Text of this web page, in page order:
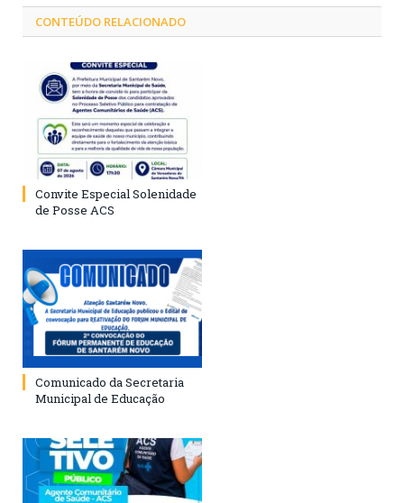
CONTEÚDO RELACIONADO
Convite Especial Solenidade
de Posse ACS
Comunicado da Secretaria
Municipal de Educação